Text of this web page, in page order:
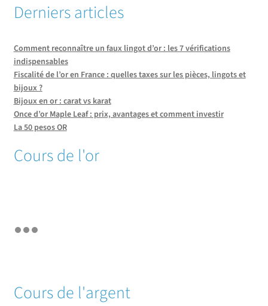
Derniers articles
Comment reconnaître un faux lingot d’or : les 7 vérifications
indispensables
Fiscalité de l’or en France : quelles taxes sur les pièces, lingots et
bijoux ?
Bijoux en or : carat vs karat
Once d’or Maple Leaf : prix, avantages et comment investir
La 50 pesos OR
Cours de l'or
Cours de l'argent